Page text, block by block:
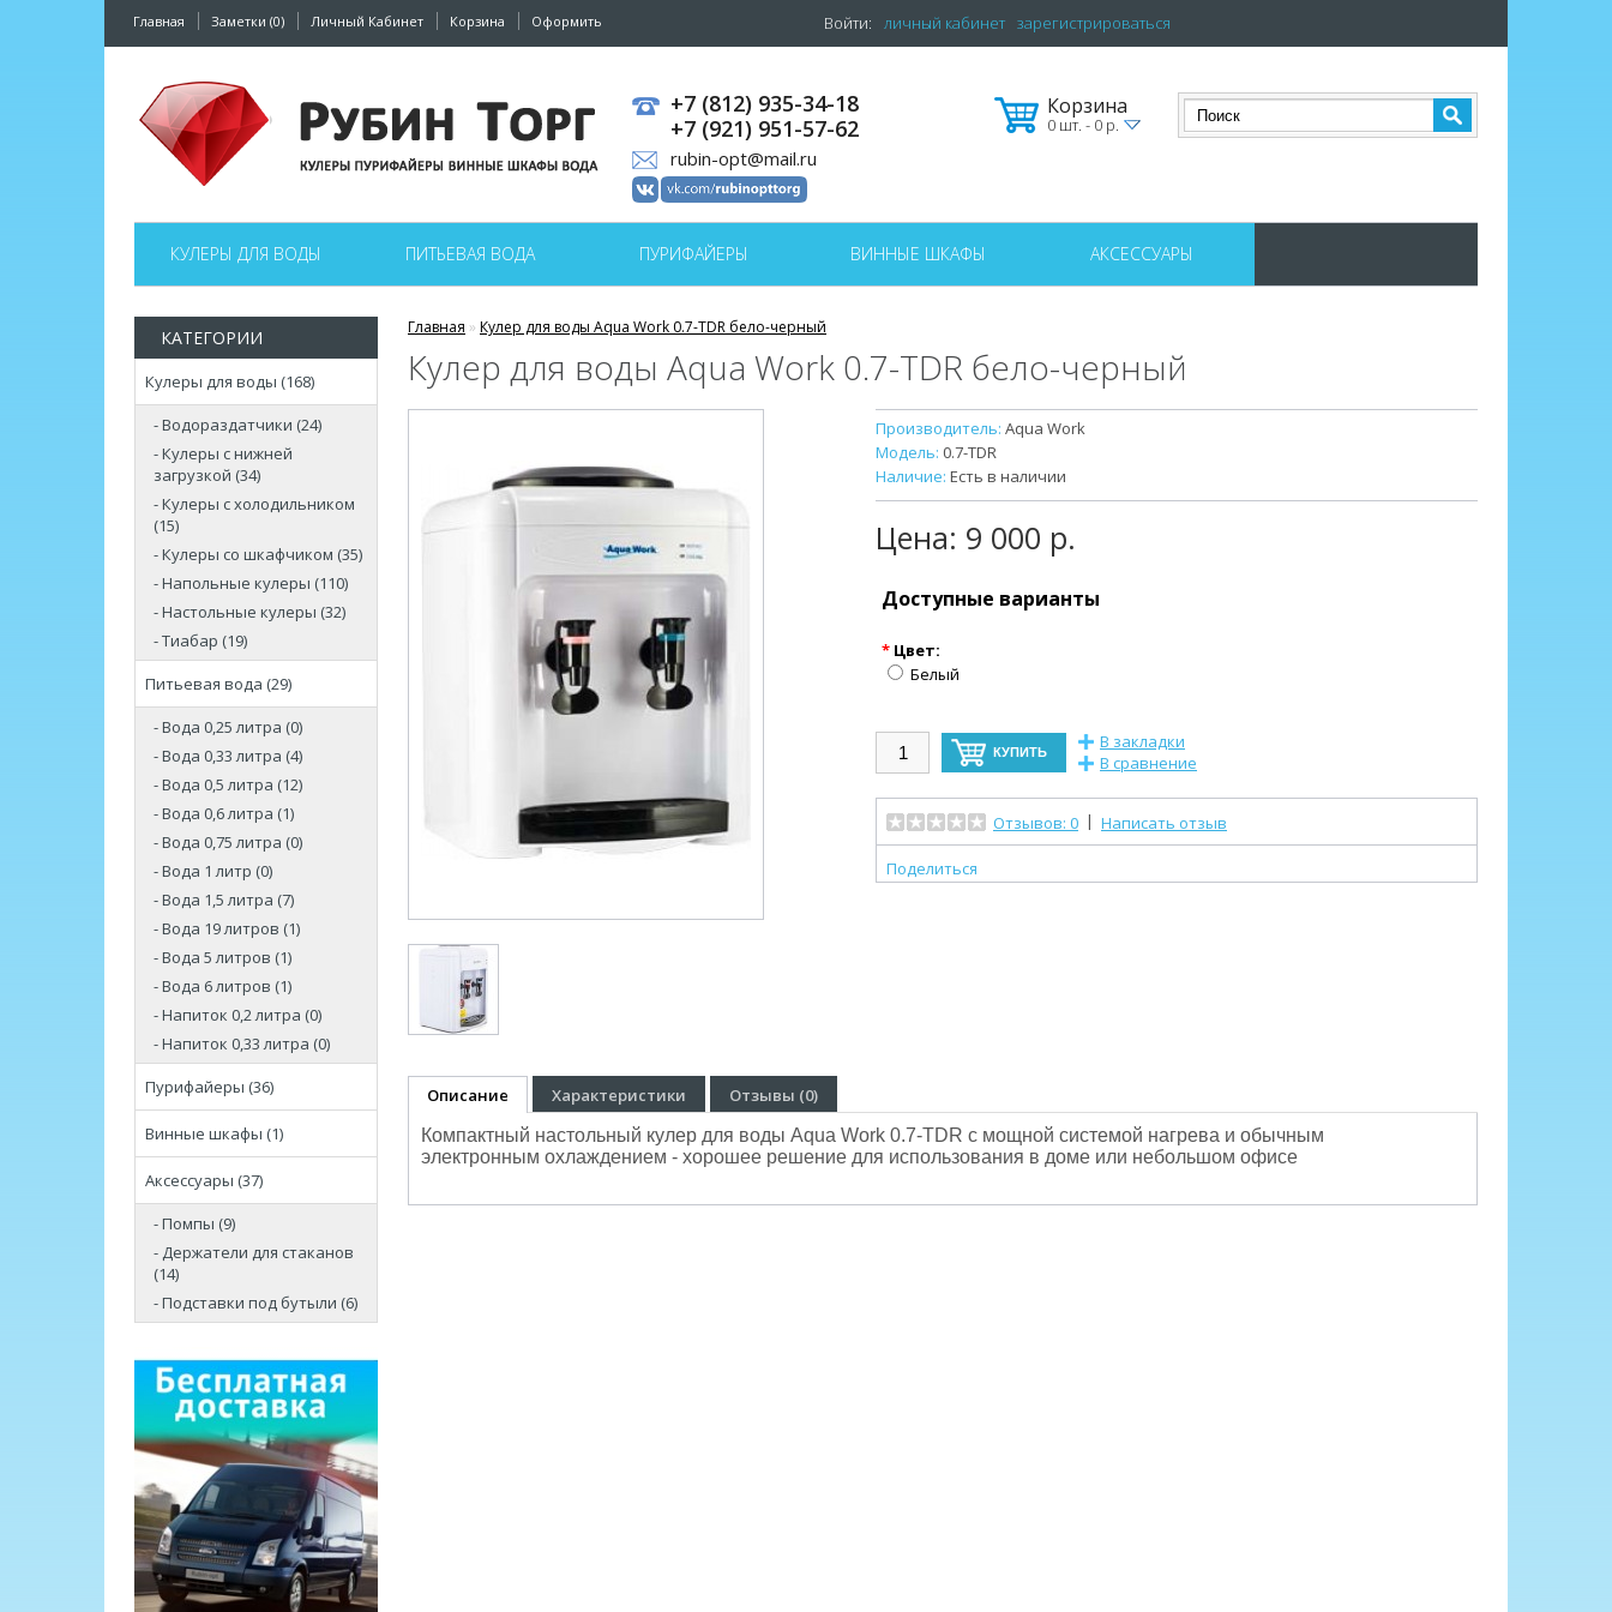
Корзина
0 шт. - 0 р.
+7 (812) 935-34-18
+7 (921) 951-57-62
rubin-opt@mail.ru
Войти: личный кабинет зарегистрироваться
Главная Заметки (0) Личный Кабинет Корзина Оформить
КУЛЕРЫ ДЛЯ ВОДЫ ПИТЬЕВАЯ ВОДА ПУРИФАЙЕРЫ ВИННЫЕ ШКАФЫ АКСЕССУАРЫ
КАТЕГОРИИ
Кулеры для воды (168)
- Водораздатчики (24)
- Кулеры с нижней
загрузкой (34)
- Кулеры с холодильником
(15)
- Кулеры со шкафчиком (35)
- Напольные кулеры (110)
- Настольные кулеры (32)
- Тиабар (19)
Питьевая вода (29)
- Вода 0,25 литра (0)
- Вода 0,33 литра (4)
- Вода 0,5 литра (12)
- Вода 0,6 литра (1)
- Вода 0,75 литра (0)
- Вода 1 литр (0)
- Вода 1,5 литра (7)
- Вода 19 литров (1)
- Вода 5 литров (1)
- Вода 6 литров (1)
- Напиток 0,2 литра (0)
- Напиток 0,33 литра (0)
Пурифайеры (36)
Винные шкафы (1)
Аксессуары (37)
- Помпы (9)
- Держатели для стаканов
(14)
- Подставки под бутыли (6)
Главная » Кулер для воды Aqua Work 0.7-TDR бело-черный
Кулер для воды Aqua Work 0.7-TDR бело-черный
Производитель: Aqua Work
Модель: 0.7-TDR
Наличие: Есть в наличии
Цена: 9 000 р.
Доступные варианты
* Цвет:
Белый
В закладки
В сравнение
Отзывов: 0 | Написать отзыв
Поделиться
Описание Характеристики Отзывы (0)
Компактный настольный кулер для воды Aqua Work 0.7-TDR c мощной системой нагрева и обычным
электронным охлаждением - хорошее решение для использования в доме или небольшом офисе